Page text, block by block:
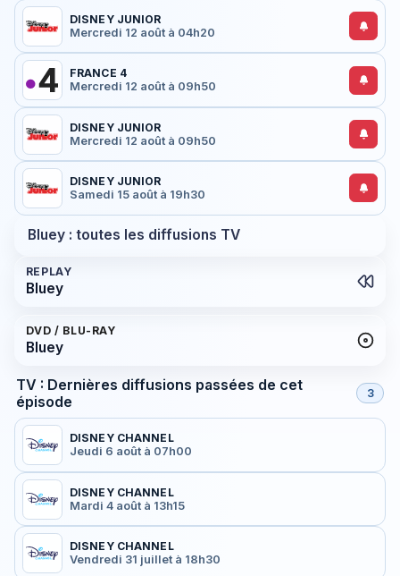
DISNEY JUNIOR
Mercredi 12 août à 04h20
FRANCE 4
Mercredi 12 août à 09h50
DISNEY JUNIOR
Mercredi 12 août à 09h50
DISNEY JUNIOR
Samedi 15 août à 19h30
Bluey : toutes les diffusions TV
REPLAY
Bluey
DVD / BLU-RAY
Bluey
TV : Dernières diffusions passées de cet
épisode
3
DISNEY CHANNEL
Jeudi 6 août à 07h00
DISNEY CHANNEL
Mardi 4 août à 13h15
DISNEY CHANNEL
Vendredi 31 juillet à 18h30